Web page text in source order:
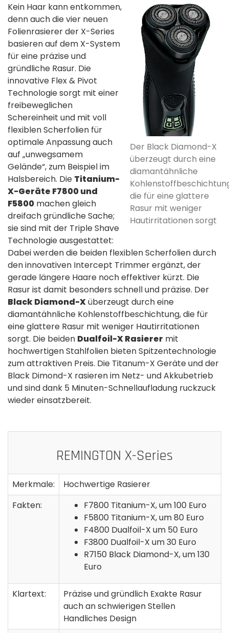
Der Black Diamond-X
überzeugt durch eine
diamantähnliche
die für eine glattere
Rasur mit weniger
Hautirritationen sorgt
Kein Haar kann entkommen,
denn auch die vier neuen
Folienrasierer der X-Series
basieren auf dem X-System
für eine präzise und
gründliche Rasur. Die
innovative Flex & Pivot
Technologie sorgt mit einer
freibeweglichen
Schereinheit und mit voll
flexiblen Scherfolien für
optimale Anpassung auch
auf „unwegsamem
Gelände“, zum Beispiel im
Halsbereich. Die Titanium-
X-Geräte F7800 und
F5800 machen gleich
dreifach gründliche Sache;
sie sind mit der Triple Shave
Technologie ausgestattet:
Dabei werden die beiden flexiblen Scherfolien durch
den innovativen Intercept Trimmer ergänzt, der
gerade längere Haare noch effektiver kürzt. Die
Rasur ist damit besonders schnell und präzise. Der
Black Diamond-Xüberzeugt durch eine
diamantähnliche Kohlenstoffbeschichtung, die für
eine glattere Rasur mit weniger Hautirritationen
sorgt. Die beiden Dualfoil-X Rasierer mit
hochwertigen Stahlfolien bieten Spitzentechnologie
zum attraktiven Preis. Die Titanum-X Geräte und der
Black Dimond-X rasieren im Netz- und Akkubetrieb
und sind dank 5 Minuten-Schnellaufladung ruckzuck
wieder einsatzbereit.
REMINGTON X-Series
Merkmale:
Hochwertige Rasierer
Fakten:
F7800 Titanium-X, um 100 Euro
F5800 Titanium-X, um 80 Euro
F4800 Dualfoil-X um 50 Euro
F3800 Dualfoil-X um 30 Euro
R7150 Black Diamond-X, um 130
Euro
Klartext:
Präzise und gründlich Exakte Rasur
auch an schwierigen Stellen
Handliches Design